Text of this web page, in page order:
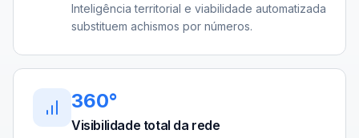
Inteligência territorial e viabilidade automatizada
substituem achismos por números.
360°
Visibilidade total da rede